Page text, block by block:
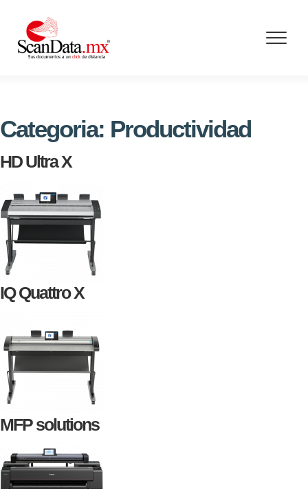
content
Categoria: Productividad
HD Ultra X
IQ Quattro X
MFP solutions